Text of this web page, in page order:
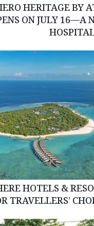
HERITAGE BY
ON JULY 16—A
HOTELS &
TRAVELLERS’